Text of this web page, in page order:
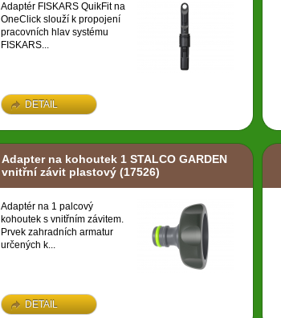
Adaptér FISKARS QuikFit na
OneClick slouží k propojení
pracovních hlav systému
FISKARS...
DETAIL
Adapter na kohoutek 1 STALCO GARDEN
vnitřní závit plastový (17526)
Adaptér na 1 palcový
kohoutek s vnitřním závitem.
Prvek zahradních armatur
určených k...
DETAIL